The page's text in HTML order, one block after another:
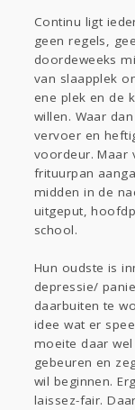
Continu ligt
geen regels,
doordeweeks
van slaapplek
ene plek en de
willen. Waar
vervoer en
voordeur. Maar
frituurpan
midden in de
uitgeput,
school.
Hun oudste is
depressie/
daarbuiten te
idee wat er
moeite daar
gebeuren en
wil beginnen.
laissez-fair.